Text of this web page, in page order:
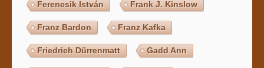
Ferencsik István Frank J. Kinslow
Franz Bardon Franz Kafka
Friedrich Dürrenmatt Gadd Ann